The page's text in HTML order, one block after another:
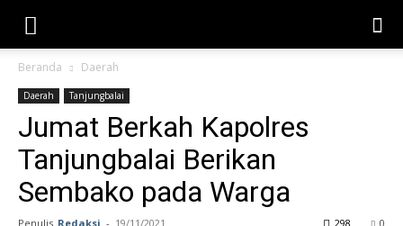
Beranda Daerah
Daerah Tanjungbalai
Jumat Berkah Kapolres
Tanjungbalai Berikan
Sembako pada Warga
Penulis Redaksi - 19/11/2021 0
298